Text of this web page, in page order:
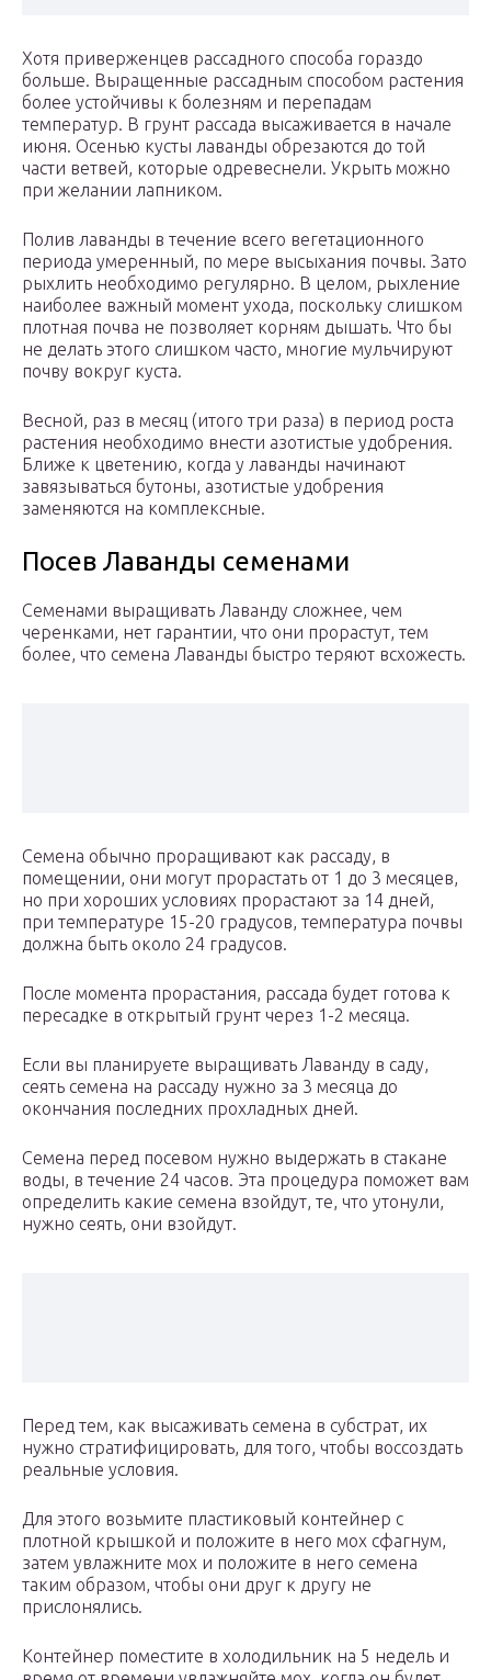
Хотя приверженцев рассадного способа гораздо
больше. Выращенные рассадным способом растения
более устойчивы к болезням и перепадам
температур. В грунт рассада высаживается в начале
июня. Осенью кусты лаванды обрезаются до той
части ветвей, которые одревеснели. Укрыть можно
при желании лапником.
Полив лаванды в течение всего вегетационного
периода умеренный, по мере высыхания почвы. Зато
рыхлить необходимо регулярно. В целом, рыхление
наиболее важный момент ухода, поскольку слишком
плотная почва не позволяет корням дышать. Что бы
не делать этого слишком часто, многие мульчируют
почву вокруг куста.
Весной, раз в месяц (итого три раза) в период роста
растения необходимо внести азотистые удобрения.
Ближе к цветению, когда у лаванды начинают
завязываться бутоны, азотистые удобрения
заменяются на комплексные.
Посев Лаванды семенами
Семенами выращивать Лаванду сложнее, чем
черенками, нет гарантии, что они прорастут, тем
более, что семена Лаванды быстро теряют всхожесть.
Семена обычно проращивают как рассаду, в
помещении, они могут прорастать от 1 до 3 месяцев,
но при хороших условиях прорастают за 14 дней,
при температуре 15-20 градусов, температура почвы
должна быть около 24 градусов.
После момента прорастания, рассада будет готова к
пересадке в открытый грунт через 1-2 месяца.
Если вы планируете выращивать Лаванду в саду,
сеять семена на рассаду нужно за 3 месяца до
окончания последних прохладных дней.
Семена перед посевом нужно выдержать в стакане
воды, в течение 24 часов. Эта процедура поможет вам
определить какие семена взойдут, те, что утонули,
нужно сеять, они взойдут.
Перед тем, как высаживать семена в субстрат, их
нужно стратифицировать, для того, чтобы воссоздать
реальные условия.
Для этого возьмите пластиковый контейнер с
плотной крышкой и положите в него мох сфагнум,
затем увлажните мох и положите в него семена
таким образом, чтобы они друг к другу не
прислонялись.
Контейнер поместите в холодильник на 5 недель и